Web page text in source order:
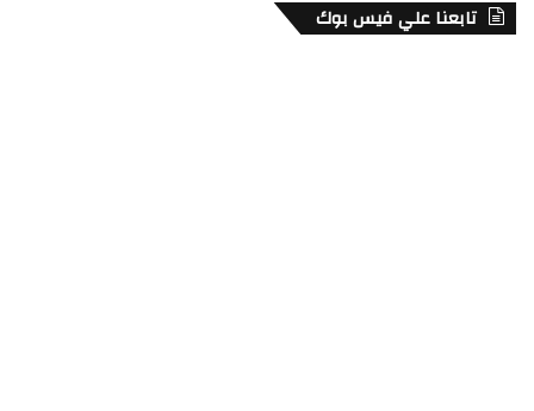
تابعنا علي فيس بوك